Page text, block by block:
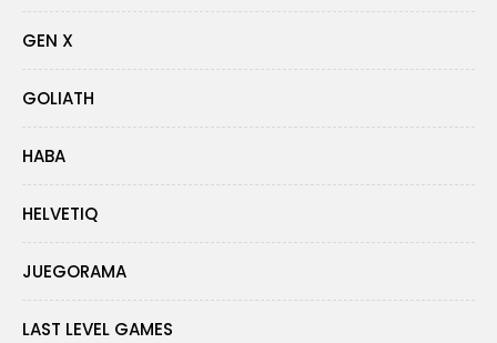
GEN X
GOLIATH
HABA
HELVETIQ
JUEGORAMA
LAST LEVEL GAMES